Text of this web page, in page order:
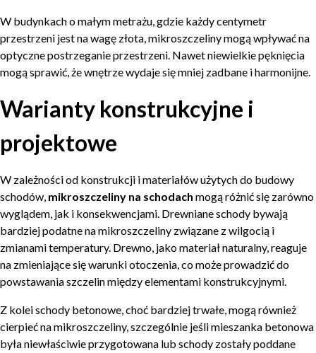
W budynkach o małym metrażu, gdzie każdy centymetr
przestrzeni jest na wagę złota, mikroszczeliny mogą wpływać na
optyczne postrzeganie przestrzeni. Nawet niewielkie pęknięcia
mogą sprawić, że wnętrze wydaje się mniej zadbane i harmonijne.
Warianty konstrukcyjne i
projektowe
W zależności od konstrukcji i materiałów użytych do budowy
schodów, mikroszczeliny na schodach mogą różnić się zarówno
wyglądem, jak i konsekwencjami. Drewniane schody bywają
bardziej podatne na mikroszczeliny związane z wilgocią i
zmianami temperatury. Drewno, jako materiał naturalny, reaguje
na zmieniające się warunki otoczenia, co może prowadzić do
powstawania szczelin między elementami konstrukcyjnymi.
Z kolei schody betonowe, choć bardziej trwałe, mogą również
cierpieć na mikroszczeliny, szczególnie jeśli mieszanka betonowa
była niewłaściwie przygotowana lub schody zostały poddane